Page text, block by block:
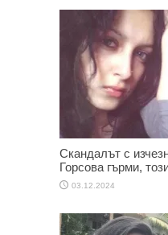
Скандалът с
Горсова гърми,
03.12.2024